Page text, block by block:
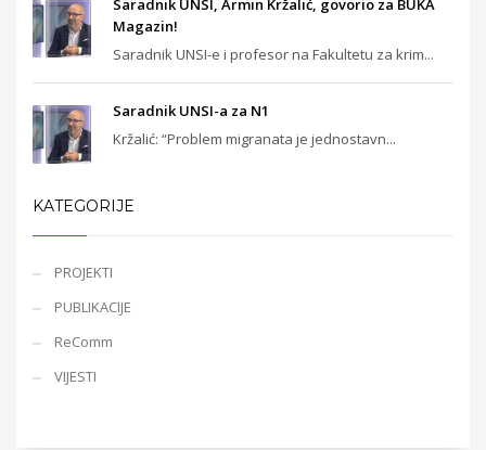
Saradnik UNSI, Armin Kržalić, govorio za BUKA
Magazin!
Saradnik UNSI-e i profesor na Fakultetu za krim...
Saradnik UNSI-a za N1
Kržalić: “Problem migranata je jednostavn...
KATEGORIJE
PROJEKTI
PUBLIKACIJE
ReComm
VIJESTI